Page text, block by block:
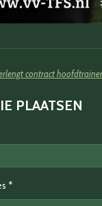
contract
PLAATSEN
*